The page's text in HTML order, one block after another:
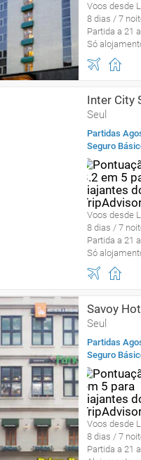
Voos desde
8 dias / 7
Partida a 21
Só
Inter City
Seul
Partidas
Seguro
Voos desde
8 dias / 7
Partida a 21
Só
Savoy
Seul
Partidas
Seguro
Voos desde
8 dias / 7
Partida a 21